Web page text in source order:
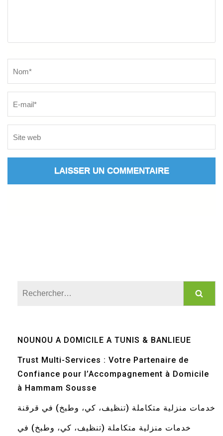
NOUNOU A DOMICILE A TUNIS & BANLIEUE
Trust Multi-Services : Votre Partenaire de
Confiance pour l’Accompagnement à Domicile
à Hammam Sousse
خدمات منزلية متكاملة (تنظيف، كي، وطبخ) في قرقنة
خدمات منزلية متكاملة (تنظيف، كي، وطبخ) في